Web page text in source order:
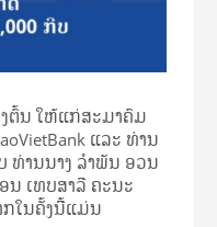
ຕົ້ນ ໃຫ້ແກ່ສະມາຄົມ
ແລະ ທ່ານ
ທ່ານນາງ ລຳພັນ ອວນ
ນ ເທບສາລີ ຄະນະ
ກໃນຄັ້ງນີິ້ແມ່ນ